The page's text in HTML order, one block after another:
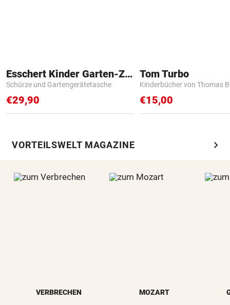
Esschert Kinder Garten-Zubehör
Schürze und Gartengerätetasche
€29,90
Tom Turbo
Kinderbücher von Thomas
€15,00
VORTEILSWELT MAGAZINE chevron_right
VERBRECHEN MOZART